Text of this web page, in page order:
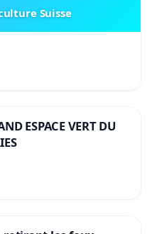
Suisse
ESPACE VERT DU